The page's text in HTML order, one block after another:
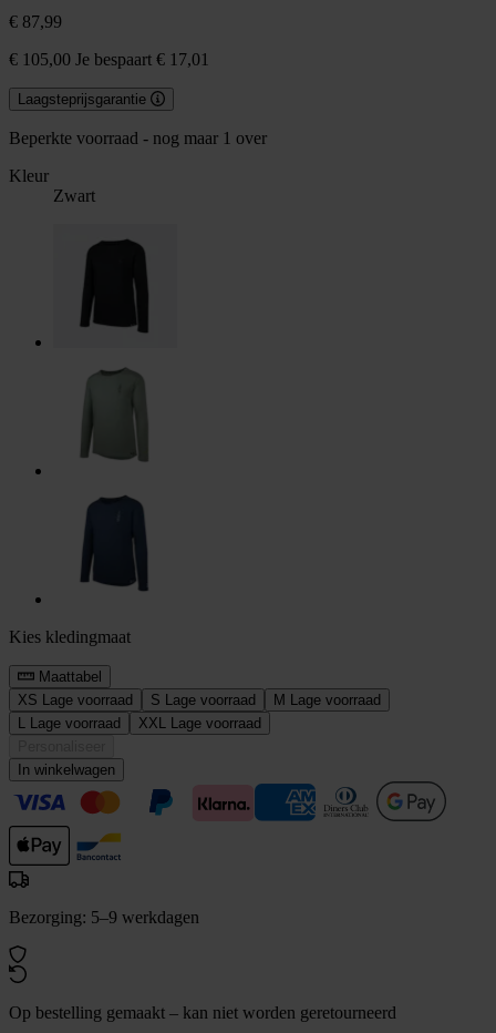
€ 87,99
€ 105,00 Je bespaart € 17,01
Laagsteprijsgarantie
Beperkte voorraad - nog maar 1 over
Kleur
Zwart
Kies kledingmaat
Maattabel
XS Lage voorraad S Lage voorraad M Lage voorraad
L Lage voorraad XXL Lage voorraad
In winkelwagen
Bezorging: 5–9 werkdagen
Op bestelling gemaakt – kan niet worden geretourneerd